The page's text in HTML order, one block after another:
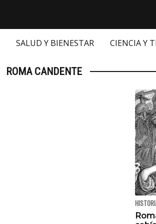
SALUD Y BIENESTAR CIENCIA Y
ROMA CANDENTE